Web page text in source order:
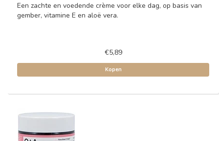
Een zachte en voedende crème voor elke dag, op basis van
gember, vitamine E en aloë vera.
€5,89
Kopen